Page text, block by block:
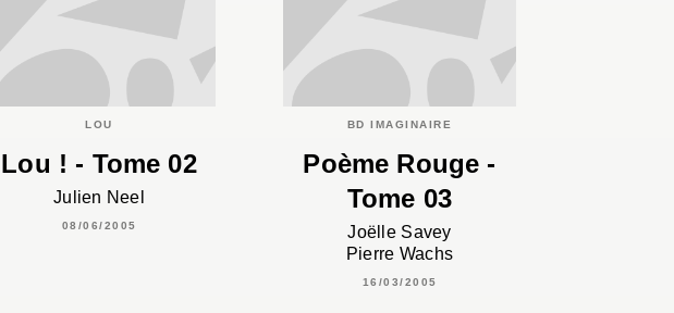
LOU
Lou ! - Tome 02
Julien Neel
08/06/2005
BD IMAGINAIRE
Poème Rouge -
Tome 03
Joëlle Savey
Pierre Wachs
16/03/2005